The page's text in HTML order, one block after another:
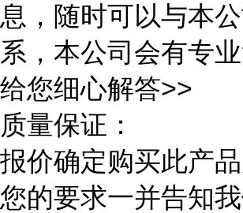
息，随时可以与本
系，本公司会有专
给您细心解答>>
质量保证：
报价确定购买此产
您的要求一并告知